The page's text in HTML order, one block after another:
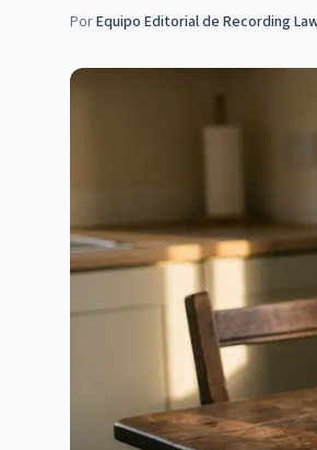
PorEquipo Editorial de Recording